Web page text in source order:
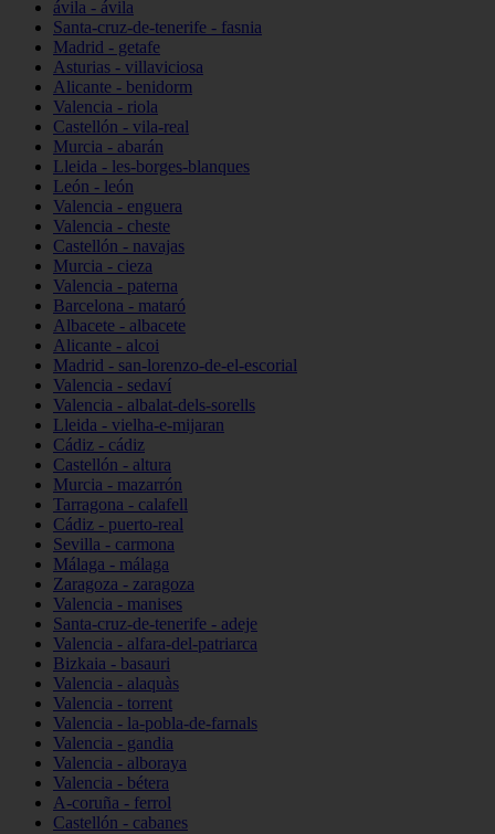
ávila - ávila
Santa-cruz-de-tenerife - fasnia
Madrid - getafe
Asturias - villaviciosa
Alicante - benidorm
Valencia - riola
Castellón - vila-real
Murcia - abarán
Lleida - les-borges-blanques
León - león
Valencia - enguera
Valencia - cheste
Castellón - navajas
Murcia - cieza
Valencia - paterna
Barcelona - mataró
Albacete - albacete
Alicante - alcoi
Madrid - san-lorenzo-de-el-escorial
Valencia - sedaví
Valencia - albalat-dels-sorells
Lleida - vielha-e-mijaran
Cádiz - cádiz
Castellón - altura
Murcia - mazarrón
Tarragona - calafell
Cádiz - puerto-real
Sevilla - carmona
Málaga - málaga
Zaragoza - zaragoza
Valencia - manises
Santa-cruz-de-tenerife - adeje
Valencia - alfara-del-patriarca
Bizkaia - basauri
Valencia - alaquàs
Valencia - torrent
Valencia - la-pobla-de-farnals
Valencia - gandia
Valencia - alboraya
Valencia - bétera
A-coruña - ferrol
Castellón - cabanes